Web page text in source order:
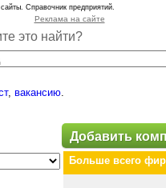
Справочник предприятий.
Реклама на сайте
это найти?
, вакансию.
Добавить
Больше всего